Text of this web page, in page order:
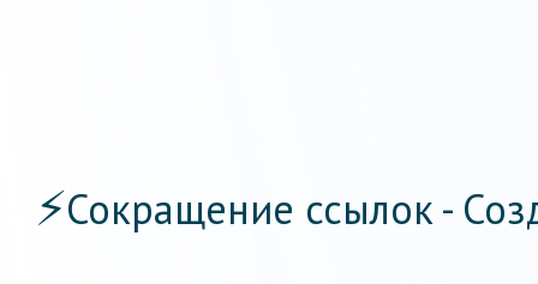
⚡Сокращение ссылок -